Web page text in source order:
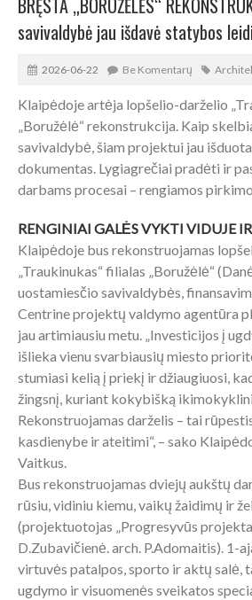
BRĘSTA „BORUŽĖLĖS“
savivaldybė jau išdavė statybos
2026-06-22 Be Komentarų
Klaipėdoje artėja lopšelio-darželio
„Boružėlė“ rekonstrukcija. Kaip
savivaldybė, šiam projektui jau
dokumentas. Lygiagrečiai pradėti ir
darbams procesai – rengiamos
RENGINIAI GALĖS VYKTI VIDUJE
Klaipėdoje bus rekonstruojamas
„Traukinukas“ filialas „Boružėlė“
uostamiesčio savivaldybės,
Centrine projektų valdymo agentūra
jau artimiausiu metu. „Investicijos į
išlieka vienu svarbiausių miesto
stumiasi kelią į priekį ir džiaugiuosi,
žingsnį, kuriant kokybišką
Rekonstruojamas darželis – tai
kasdienybe ir ateitimi“, – sako
Vaitkus.
Bus rekonstruojamas dviejų aukštų
rūsiu, vidiniu kiemu, vaikų žaidimų ir
(projektuotojas „Progresyvūs
D.Zubavičienė. arch. P.Adomaitis). 1-
virtuvės patalpos, sporto ir aktų salė,
ugdymo ir visuomenės sveikatos